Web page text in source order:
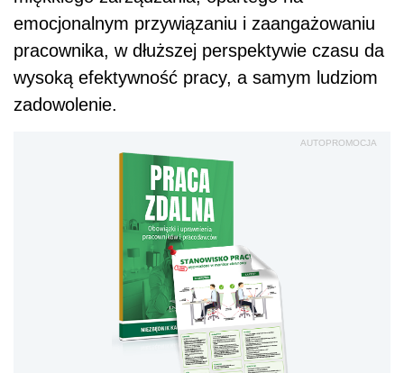
emocjonalnym przywiązaniu i zaangażowaniu
pracownika, w dłuższej perspektywie czasu da
wysoką efektywność pracy, a samym ludziom
zadowolenie.
AUTOPROMOCJA